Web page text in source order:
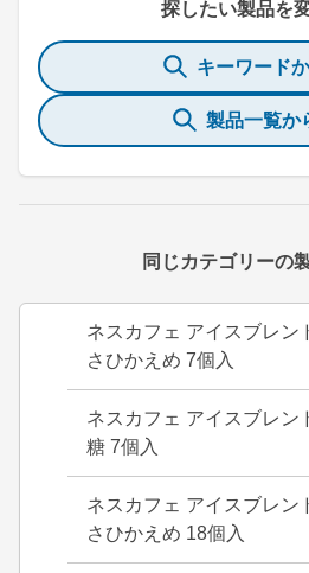
探したい製品を
キーワード
製品一覧か
同じカテゴリーの
ネスカフェ アイスブレン
さひかえめ 7個入
ネスカフェ アイスブレン
糖 7個入
ネスカフェ アイスブレン
さひかえめ 18個入